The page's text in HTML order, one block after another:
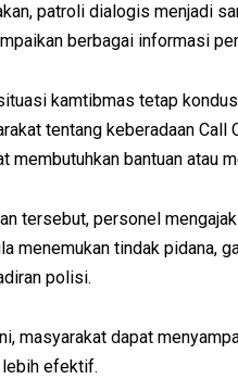
patroli dialogis menjadi
berbagai informasi
kamtibmas tetap
tentang keberadaan
membutuhkan bantuan atau
tersebut, personel
menemukan tindak pidana,
polisi.
masyarakat dapat
efektif.